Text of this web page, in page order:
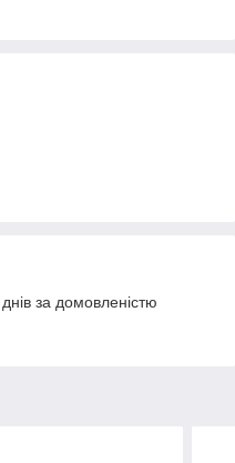
за домовленістю